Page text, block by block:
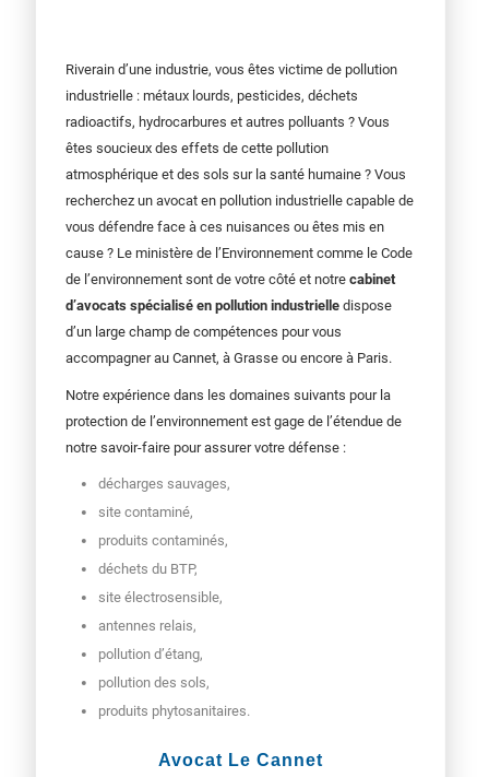
Riverain d’une industrie, vous êtes victime de pollution
industrielle : métaux lourds, pesticides, déchets
radioactifs, hydrocarbures et autres polluants ? Vous
êtes soucieux des effets de cette pollution
atmosphérique et des sols sur la santé humaine ? Vous
recherchez un avocat en pollution industrielle capable de
vous défendre face à ces nuisances ou êtes mis en
cause ? Le ministère de l’Environnement comme le Code
de l’environnement sont de votre côté et notrecabinet
d’avocats spécialisé en pollution industrielle dispose
d’un large champ de compétences pour vous
accompagner au Cannet, à Grasse ou encore à Paris.
Notre expérience dans les domaines suivants pour la
protection de l’environnement est gage de l’étendue de
notre savoir-faire pour assurer votre défense :
décharges sauvages,
site contaminé,
produits contaminés,
déchets du BTP,
site électrosensible,
antennes relais,
pollution d’étang,
pollution des sols,
produits phytosanitaires.
Avocat Le Cannet